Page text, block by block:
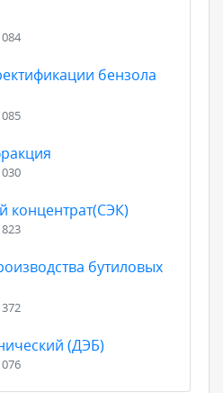
бензола
концентрат(СЭК)
бутиловых
(ДЭБ)